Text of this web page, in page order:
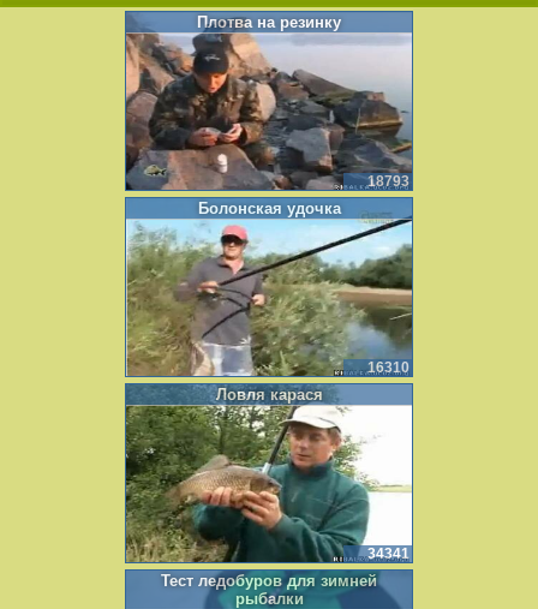
Плотва на резинку
18793
Болонская удочка
16310
Ловля карася
34341
Тест ледобуров для зимней
рыбалки